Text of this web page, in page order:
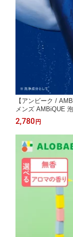
【アンビーク /
メンズ AMBiQUE
シリコン 無添加 柿
度炭酸
2,780 円